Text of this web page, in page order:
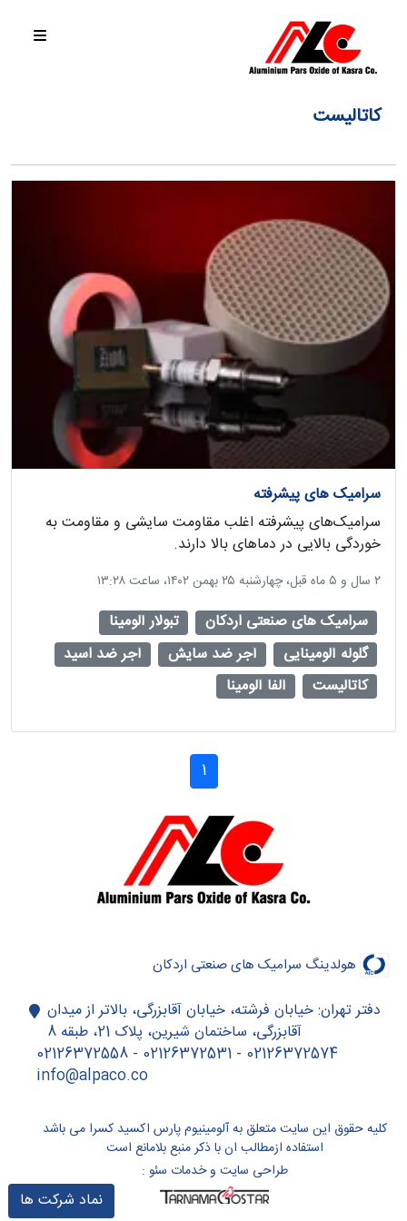
کاتالیست
سرامیک های پیشرفته
سرامیک‌های پیشرفته اغلب مقاومت سایشی و مقاومت به
خوردگی بالایی در دماهای بالا دارند.
‫۲ سال و ۵ ماه قبل، چهارشنبه ۲۵ بهمن ۱۴۰۲، ساعت ۱۳:۲۸
سرامیک های صنعتی اردکان
تبولار آلومینا
گلوله آلومینایی
آجر ضد سایش
آجر ضد اسید
کاتالیست
آلفا آلومینا
1
نماد شرکت ها
هولدینگ سرامیک های صنعتی اردکان
دفتر تهران: خیابان فرشته، خیابان آقابزرگی، بالاتر از میدان
آقابزرگی، ساختمان شیرین، پلاک 21، طبقه 8
02126372574 - 02126372531 - 02126372558
info@alpaco.co
کلیه حقوق این سایت متعلق به آلومینیوم پارس اکسید کسرا می باشد
استفاده ازمطالب ان با ذکر منبع بلامانع است
طراحی سایت وخدمات سئو :